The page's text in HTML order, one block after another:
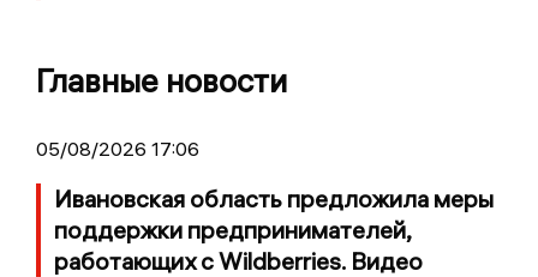
Главные новости
05/08/2026 17:06
Ивановская область предложила меры
поддержки предпринимателей,
работающих с Wildberries. Видео